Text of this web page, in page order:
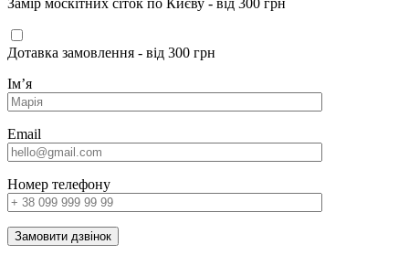
Замір москітних сіток по Києву - від 300 грн
Дотавка замовлення - від 300 грн
Імʼя
Email
Номер телефону
Замовити дзвінок